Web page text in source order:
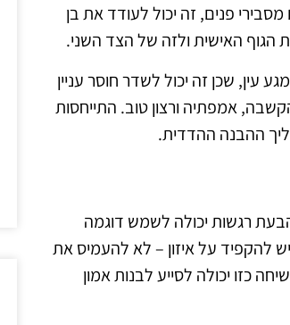
פנים, זה יכול לעודד את בן
הגוף האישית ולזה של הצד השני.
עין, שכן זה יכול לשדר חוסר עניין
אמפתיה ורצון טוב. התייחסות
ההבנה ההדדית.
רגשות יכולה לשמש דוגמה
להקפיד על איזון – לא להעמיס את
כזו יכולה לסייע לבנות אמון